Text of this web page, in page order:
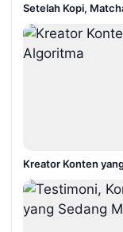
Setelah Kopi,
Kreator Konten